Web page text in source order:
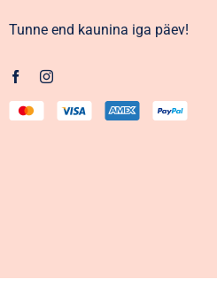
Tunne end kaunina iga päev!